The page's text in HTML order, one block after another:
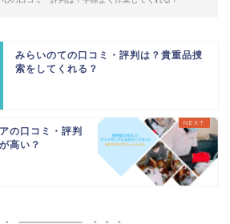
みらいのての口コミ・評判は？貴重品捜
索をしてくれる？
の口コミ・評判
高い？